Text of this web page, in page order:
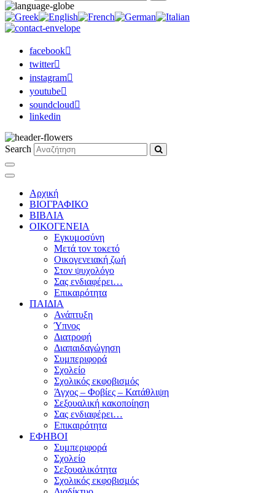
facebook
twitter
instagram
youtube
soundcloud
linkedin
Search
Αρχική
ΒΙΟΓΡΑΦΙΚΟ
ΒΙΒΛΙΑ
ΟΙΚΟΓΕΝΕΙΑ
Εγκυμοσύνη
Μετά τον τοκετό
Οικογενειακή ζωή
Στον ψυχολόγο
Σας ενδιαφέρει…
Επικαιρότητα
ΠΑΙΔΙΑ
Ανάπτυξη
Ύπνος
Διατροφή
Διαπαιδαγώγηση
Συμπεριφορά
Σχολείο
Σχολικός εκφοβισμός
Άγχος – Φοβίες – Κατάθλιψη
Σεξουαλική κακοποίηση
Σας ενδιαφέρει…
Επικαιρότητα
ΕΦΗΒΟΙ
Συμπεριφορά
Σχολείο
Σεξουαλικότητα
Σχολικός εκφοβισμός